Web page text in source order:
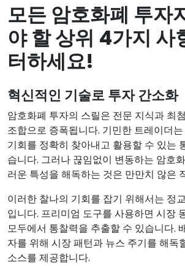
모든 암호화폐 투자
야 할 상위 4가지 사
터하세요!
혁신적인 기술로 투자 간소화
암호화폐 투자의 스릴은 전문 지식과 최
조합으로 증폭됩니다. 기민한 트레이더
기회를 정확히 찾아내고 활용할 수 있는
습니다. 그러나 끊임없이 변동하는 암호
러운 특성을 해독하는 것은 만만치 않은
이러한 찰나의 기회를 잡기 위해서는 정
입니다. 프리미엄 도구를 사용하면 시장
모두에서 통찰력을 추출할 수 있습니다.
자를 위해 시장 패턴과 뉴스 주기를 해독
소스를 제공합니다.